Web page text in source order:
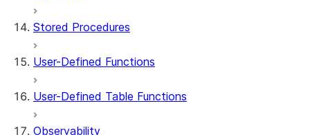
Stored Procedures
User-Defined Functions
User-Defined Table Functions
Observability